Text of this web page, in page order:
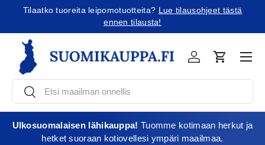
Tilaatko tuoreita leipomotuotteita? Lue tilausohjeet tästä
ennen tilausta!
EtsiEtsi
KirjauduOstoskori
Ulkosuomalaisen lähikauppa! Tuomme kotimaan herkut ja
hetket suoraan kotiovellesi ympäri maailmaa.